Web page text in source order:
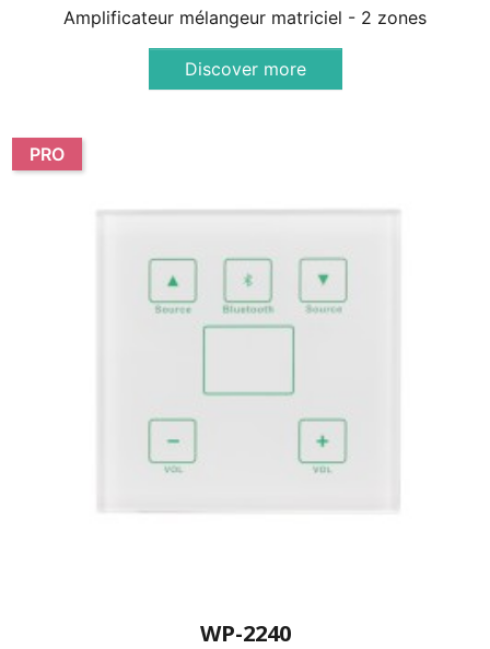
Amplificateur mélangeur matriciel - 2 zones
Discover more
WP-2240
PRO